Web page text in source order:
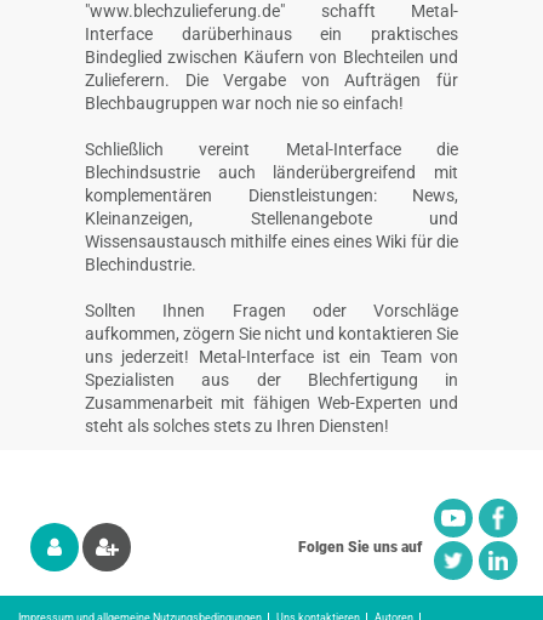
"www.blechzulieferung.de" schafft Metal-
Interface darüberhinaus ein praktisches
Bindeglied zwischen Käufern von Blechteilen und
Zulieferern. Die Vergabe von Aufträgen für
Blechbaugruppen war noch nie so einfach!
Schließlich vereint Metal-Interface die
Blechindsustrie auch länderübergreifend mit
komplementären Dienstleistungen: News,
Kleinanzeigen, Stellenangebote und
Wissensaustausch mithilfe eines eines Wiki für die
Blechindustrie.
Sollten Ihnen Fragen oder Vorschläge
aufkommen, zögern Sie nicht und kontaktieren Sie
uns jederzeit! Metal-Interface ist ein Team von
Spezialisten aus der Blechfertigung in
Zusammenarbeit mit fähigen Web-Experten und
steht als solches stets zu Ihren Diensten!
Folgen Sie uns auf
Impressum und allgemeine Nutzungsbedingungen Uns kontaktieren Autoren